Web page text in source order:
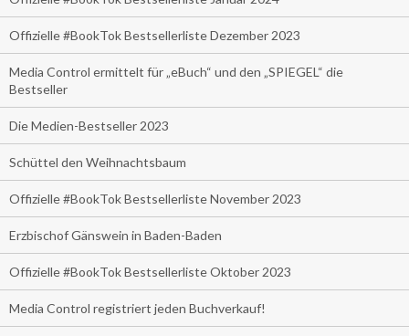
Offizielle #BookTok Bestsellerliste Dezember 2023
Media Control ermittelt für „eBuch“ und den „SPIEGEL“ die
Bestseller
Die Medien-Bestseller 2023
Schüttel den Weihnachtsbaum
Offizielle #BookTok Bestsellerliste November 2023
Erzbischof Gänswein in Baden-Baden
Offizielle #BookTok Bestsellerliste Oktober 2023
Media Control registriert jeden Buchverkauf!